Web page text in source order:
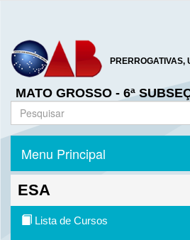
MATO GROSSO - 6ª
Menu Principal
ESA
Lista de Cursos